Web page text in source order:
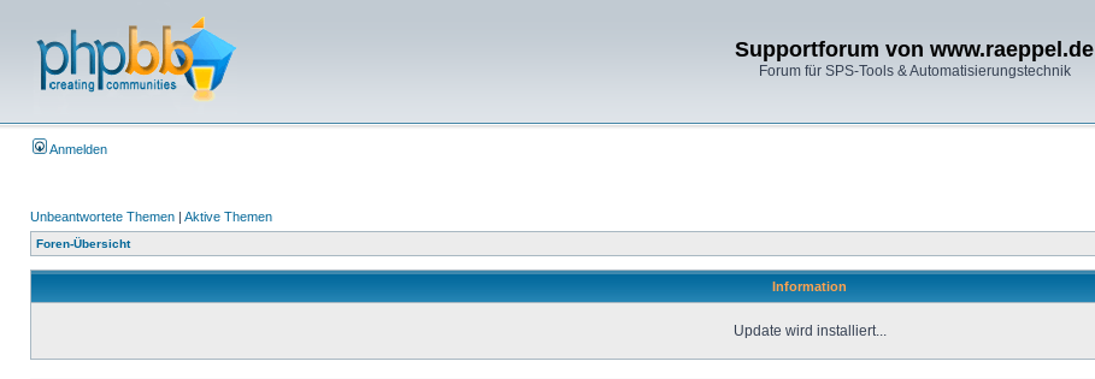
Supportforum von www.raeppel.de
Forum für SPS-Tools & Automatisierungstechnik
Anmelden
Unbeantwortete Themen | Aktive Themen
Foren-Übersicht
Information
Update wird installiert...